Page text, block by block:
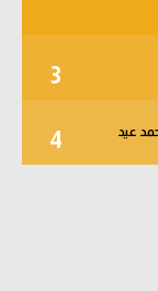
3
4 عيد